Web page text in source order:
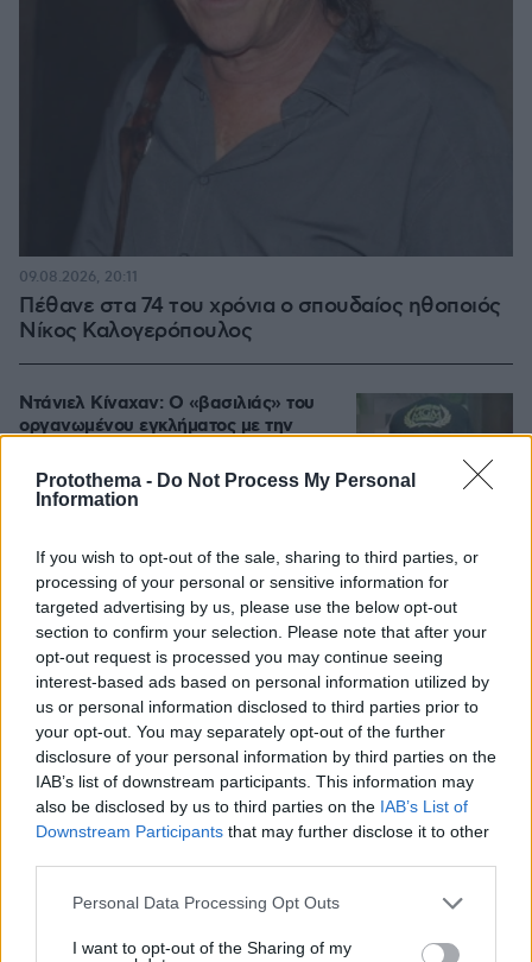
Protothema - Do Not Process My Personal
Information
If you wish to opt-out of the sale, sharing to third parties, or
processing of your personal or sensitive information for
targeted advertising by us, please use the below opt-out
section to confirm your selection. Please note that after your
opt-out request is processed you may continue seeing
interest-based ads based on personal information utilized by
us or personal information disclosed to third parties prior to
your opt-out. You may separately opt-out of the further
disclosure of your personal information by third parties on the
IAB’s list of downstream participants. This information may
also be disclosed by us to third parties on the IAB’s List of
Downstream Participants that may further disclose it to other
Please note that this website/app uses one or more Google
not limited to your visit or usage behaviour. You may click to
Personal Data Processing Opt Outs
I want to opt-out of the Sharing of my
Πέθανε στα 74 του χρόνια ο σπουδαίος ηθοποιός
Νίκος Καλογερόπουλος
09.08.2026, 20:11
Ντάνιελ Κίναχαν: Ο «βασιλιάς» του
οργανωμένου εγκλήματος με την
με χειροπέδες στην Ιρλανδία
09.08.2026, 22:15
Γιαννακόπουλος για Ολυμπιακό: «Πριν
10 χρόνια φώναζαν οφσάιντ, δεν
ήξεραν ότι η μπάλα μπάσκετ είναι
πορτοκαλί» - Τι είπε για το έμφραγμα
που υπέστη το 2020, Αταμάν,
Ομπράντοβιτς και Αγγελόπουλους
09.08.2026, 18:32 119
Δήμας: Το ελικόπτερο είχε άδεια να
νησιού στις Αλυκές και όχι στο
Σαρακήνικο